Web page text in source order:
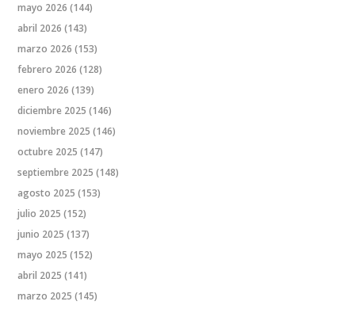
mayo 2026 (144)
abril 2026 (143)
marzo 2026 (153)
febrero 2026 (128)
enero 2026 (139)
diciembre 2025 (146)
noviembre 2025 (146)
octubre 2025 (147)
septiembre 2025 (148)
agosto 2025 (153)
julio 2025 (152)
junio 2025 (137)
mayo 2025 (152)
abril 2025 (141)
marzo 2025 (145)